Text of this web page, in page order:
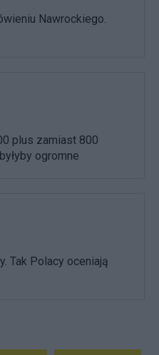
Nawrockiego.
plus zamiast 800
ogromne
Tak Polacy oceniają